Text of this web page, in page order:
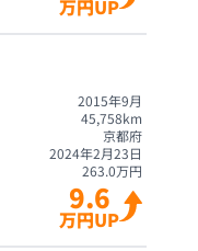
万円UP
2015年9月
45,758km
京都府
2024年2月23日
263.0万円
9.6
万円UP